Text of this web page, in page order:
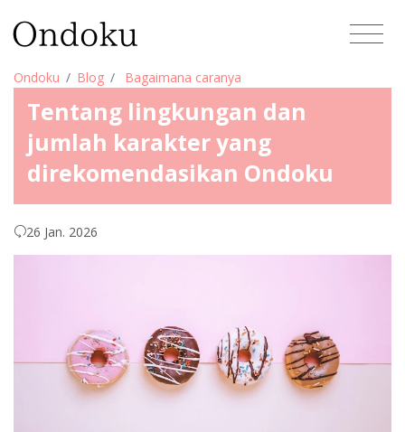
Ondoku Blog Bagaimana caranya
Tentang lingkungan dan
jumlah karakter yang
direkomendasikan Ondoku
26 Jan. 2026